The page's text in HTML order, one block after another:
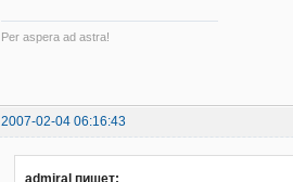
Per aspera ad astra!
2007-02-04 06:16:43